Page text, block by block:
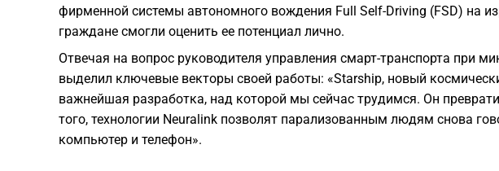
фирменной системы автономного вождения Full Self-Driving (FSD) на
граждане смогли оценить ее потенциал лично.
Отвечая на вопрос руководителя управления смарт-транспорта при
выделил ключевые векторы своей работы: «Starship, новый
важнейшая разработка, над которой мы сейчас трудимся. Он
того, технологии Neuralink позволят парализованным людям снова
компьютер и телефон».